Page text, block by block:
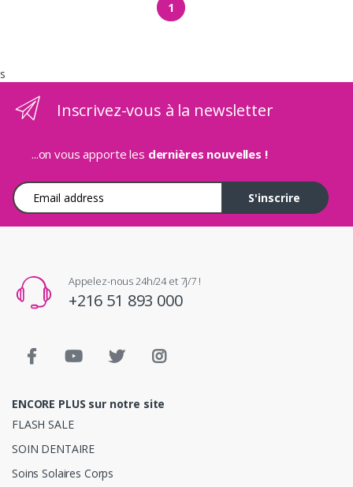
1
s
Inscrivez-vous à la newsletter
...on vous apporte les dernières nouvelles !
Adresse e-mail
S'inscrire
Appelez-nous 24h/24 et 7j/7 !
+216 51 893 000
ENCORE PLUS sur notre site
FLASH SALE
SOIN DENTAIRE
Soins Solaires Corps